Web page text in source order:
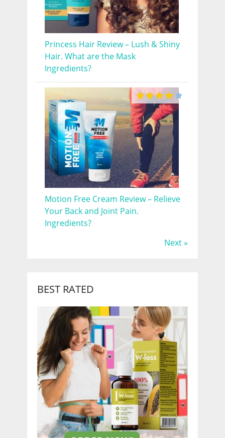
Princess Hair Review – Lush & Shiny
Hair. What are the Mask
Ingredients?
Motion Free Cream Review – Relieve
Your Back and Joint Pain.
Ingredients?
Next »
BEST RATED